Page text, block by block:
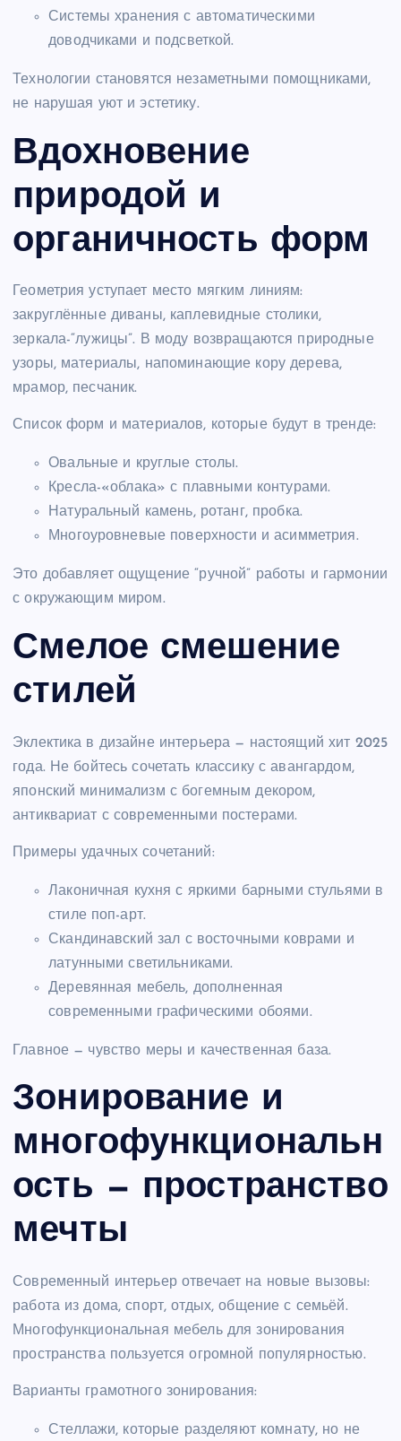
Системы хранения с автоматическими
доводчиками и подсветкой.
Технологии становятся незаметными помощниками,
не нарушая уют и эстетику.
Вдохновение
природой и
органичность форм
Геометрия уступает место мягким линиям:
закруглённые диваны, каплевидные столики,
зеркала-“лужицы”. В моду возвращаются природные
узоры, материалы, напоминающие кору дерева,
мрамор, песчаник.
Список форм и материалов, которые будут в тренде:
Овальные и круглые столы.
Кресла-«облака» с плавными контурами.
Натуральный камень, ротанг, пробка.
Многоуровневые поверхности и асимметрия.
Это добавляет ощущение “ручной” работы и гармонии
с окружающим миром.
Смелое смешение
стилей
Эклектика в дизайне интерьера — настоящий хит 2025
года. Не бойтесь сочетать классику с авангардом,
японский минимализм с богемным декором,
антиквариат с современными постерами.
Примеры удачных сочетаний:
Лаконичная кухня с яркими барными стульями в
стиле поп-арт.
Скандинавский зал с восточными коврами и
латунными светильниками.
Деревянная мебель, дополненная
современными графическими обоями.
Главное — чувство меры и качественная база.
Зонирование и
многофункциональн
ость — пространство
мечты
Современный интерьер отвечает на новые вызовы:
работа из дома, спорт, отдых, общение с семьёй.
Многофункциональная мебель для зонирования
пространства пользуется огромной популярностью.
Варианты грамотного зонирования:
Стеллажи, которые разделяют комнату, но не